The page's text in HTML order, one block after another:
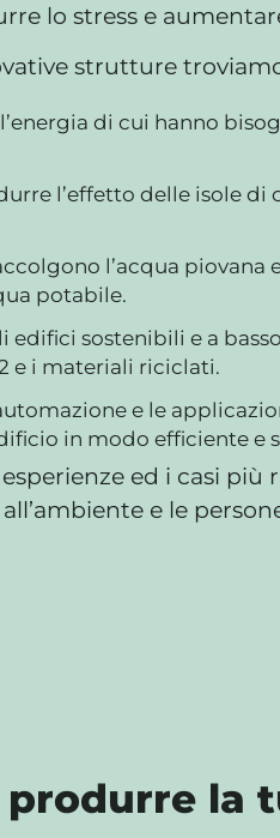
lo stress e
strutture
di cui hanno
l’effetto delle isole di
l’acqua
potabile.
sostenibili e a
e i materiali riciclati.
e le
in modo efficiente e
ed i casi
e le
la